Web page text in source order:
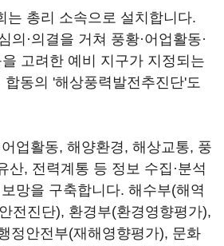
는 총리 소속으로 설치합니다.
의·의결을 거쳐 풍황·어업활동·
고려한 예비 지구가 지정되는
동의 '해상풍력발전추진단'도
업활동, 해양환경, 해상교통, 풍
산, 전력계통 등 정보 수집·분석
망을 구축합니다. 해수부(해역
전진단), 환경부(환경영향평가),
정안전부(재해영향평가), 문화